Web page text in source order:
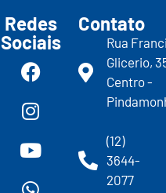
Redes
Sociais
Contato
Rua
Glicerio,
Centro -
(12)
3644-
2077